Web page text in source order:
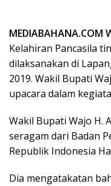
MEDIABAHANA.COM
Kelahiran Pancasila
dilaksanakan di
2019. Wakil Bupati
upacara dalam
Wakil Bupati Wajo H.
seragam dari Badan
Republik Indonesia
Dia mengatakatan